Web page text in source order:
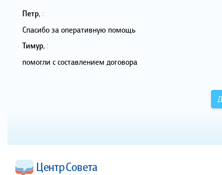
Петр, :
Спасибо за оперативную помощь
Тимур, :
помогли с составлением договора